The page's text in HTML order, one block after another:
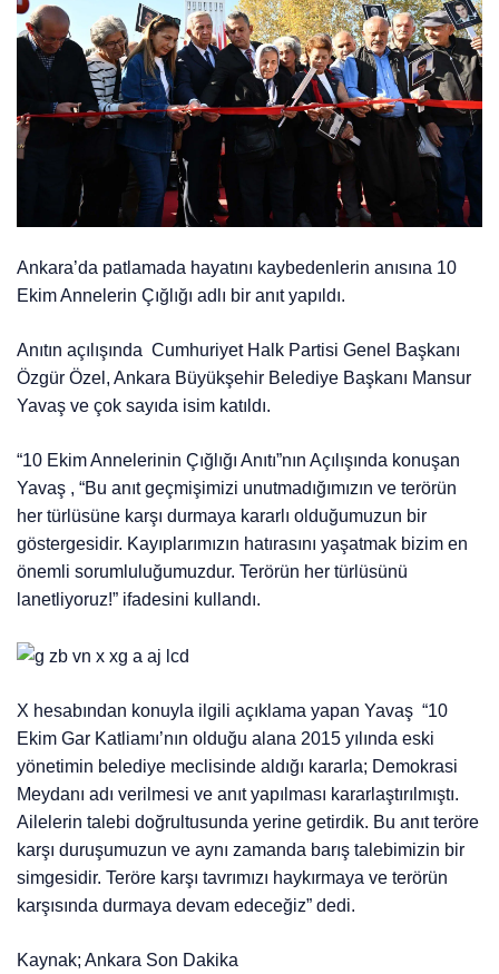
Ankara’da patlamada hayatını kaybedenlerin anısına 10
Ekim Annelerin Çığlığı adlı bir anıt yapıldı.
Anıtın açılışında Cumhuriyet Halk Partisi Genel Başkanı
Özgür Özel, Ankara Büyükşehir Belediye Başkanı Mansur
Yavaş ve çok sayıda isim katıldı.
“10 Ekim Annelerinin Çığlığı Anıtı”nın Açılışında konuşan
Yavaş , “Bu anıt geçmişimizi unutmadığımızın ve terörün
her türlüsüne karşı durmaya kararlı olduğumuzun bir
göstergesidir. Kayıplarımızın hatırasını yaşatmak bizim en
önemli sorumluluğumuzdur. Terörün her türlüsünü
lanetliyoruz!” ifadesini kullandı.
X hesabından konuyla ilgili açıklama yapan Yavaş “10
Ekim Gar Katliamı’nın olduğu alana 2015 yılında eski
yönetimin belediye meclisinde aldığı kararla; Demokrasi
Meydanı adı verilmesi ve anıt yapılması kararlaştırılmıştı.
Ailelerin talebi doğrultusunda yerine getirdik. Bu anıt teröre
karşı duruşumuzun ve aynı zamanda barış talebimizin bir
simgesidir. Teröre karşı tavrımızı haykırmaya ve terörün
karşısında durmaya devam edeceğiz” dedi.
Kaynak; Ankara Son Dakika